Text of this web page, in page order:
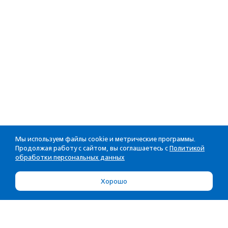
Мы используем файлы cookie и метрические программы.
Продолжая работу с сайтом, вы соглашаетесь с Политикой
обработки персональных данных
Хорошо